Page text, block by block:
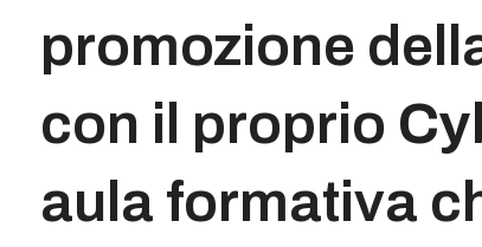
promozione
con il proprio
aula formativa